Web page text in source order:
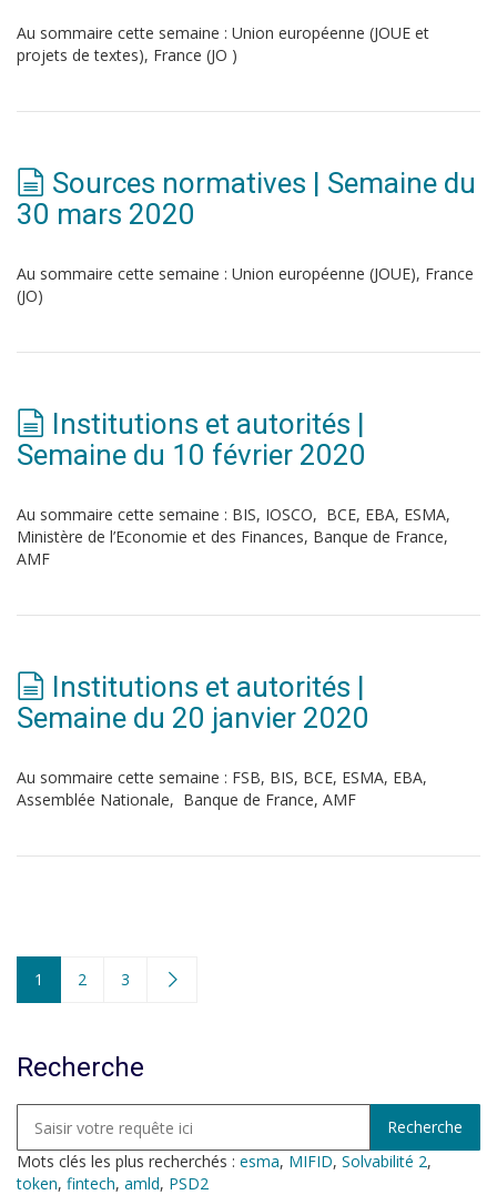
Au sommaire cette semaine : Union européenne (JOUE et
projets de textes), France (JO )
Sources normatives | Semaine du
30 mars 2020
Au sommaire cette semaine : Union européenne (JOUE), France
(JO)
Institutions et autorités |
Semaine du 10 février 2020
Au sommaire cette semaine : BIS, IOSCO, BCE, EBA, ESMA,
Ministère de l’Economie et des Finances, Banque de France,
AMF
Institutions et autorités |
Semaine du 20 janvier 2020
Au sommaire cette semaine : FSB, BIS, BCE, ESMA, EBA,
Assemblée Nationale, Banque de France, AMF
1 2 3
Recherche
Mots clés les plus recherchés : esma, MIFID, Solvabilité 2,
token, fintech, amld, PSD2